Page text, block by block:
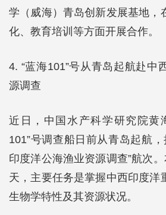
学（威海）青岛创新发展基地，
化、教育培训等方面开展合作。
4. “蓝海101”号从青岛起航赴中
源调查
近日，中国水产科学研究院黄
101”号调查船日前从青岛起航
印度洋公海渔业资源调查”航次
天，主要任务是掌握中西印度洋
生物学特性及其资源状况。